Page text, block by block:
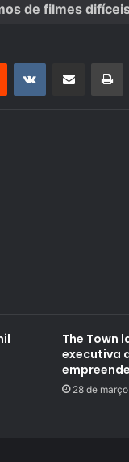
de filmes
Reddit VK Compartilhar via e-mail
The Town
executiva
28 de